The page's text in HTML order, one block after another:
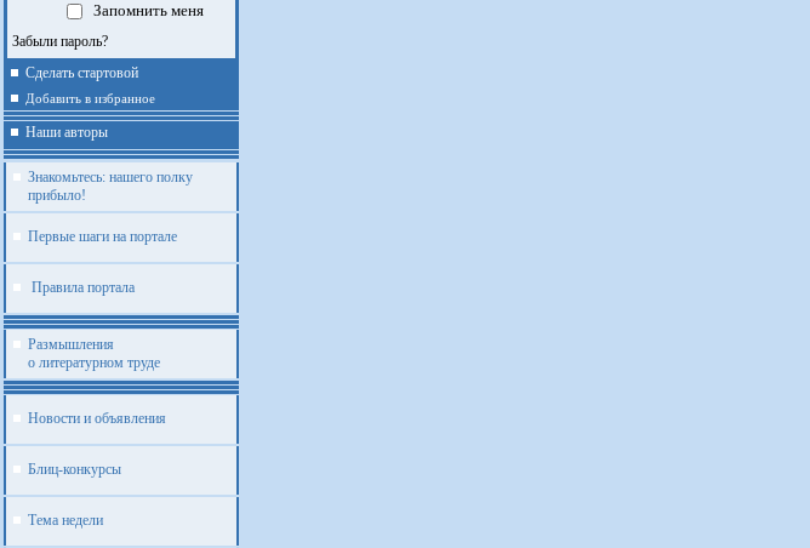
Запомнить меня
Забыли пароль?
Сделать стартовой
Добавить в избранное
Наши авторы
Знакомьтесь: нашего полку
прибыло!
Первые шаги на портале
Правила портала
Размышления
о литературном труде
Новости и объявления
Блиц-конкурсы
Тема недели